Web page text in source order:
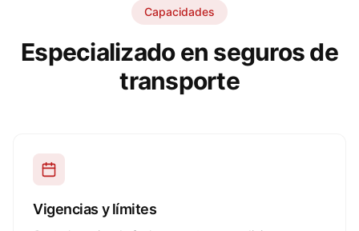
Capacidades
Especializado en seguros de
transporte
Vigencias y límites